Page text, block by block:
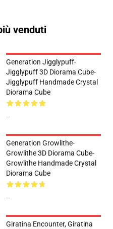
venduti
Generation Jigglypuff-
Jigglypuff 3D Diorama Cube-
Jigglypuff Handmade Crystal
Diorama Cube
--
Generation Growlithe-
Growlithe 3D Diorama Cube-
Growlithe Handmade Crystal
Diorama Cube
--
Giratina Encounter, Giratina